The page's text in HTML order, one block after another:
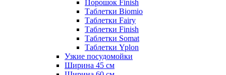
Порошок Finish
Таблетки Biomio
Таблетки Fairy
Таблетки Finish
Таблетки Somat
Таблетки Yplon
Узкие посудомойки
Ширина 45 см